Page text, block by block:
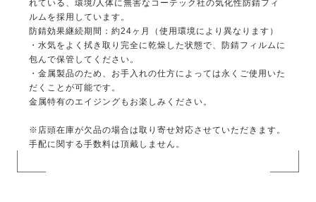
れている、環境/人体に無害なコーテック社の気化性防錆フィ
ルムを採用しています。
防錆効果継続期間：約24ヶ月（使用環境により異なります）
・水気をよく拭き取り完全に乾燥した状態で、防錆フィルムに
包んで保管してください。
・金属製品のため、お手入れの仕方によっては永くご使用いた
だくことが可能です。
金属特有のエイジングもお楽しみください。
※店頭在庫が欠品の場合は取り寄せ対応させていただきます。
手配に関する手数料は頂戴しません。